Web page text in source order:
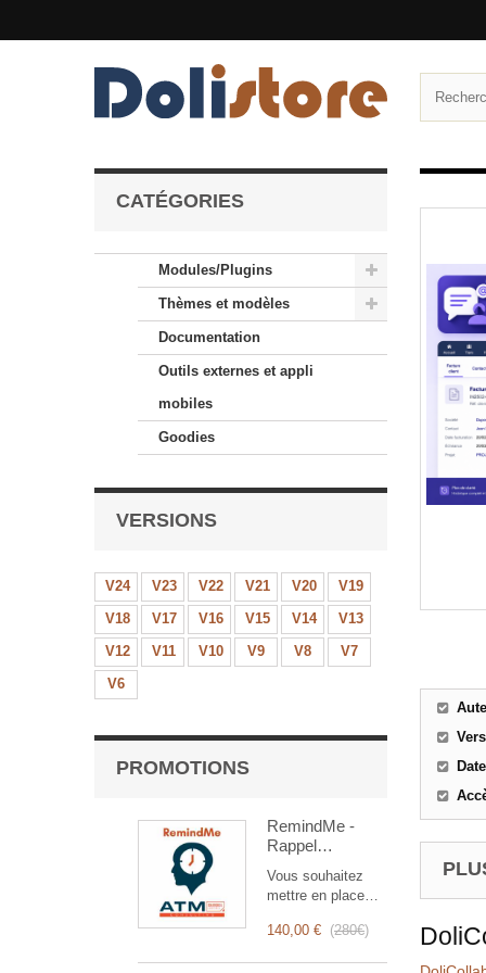
CATÉGORIES
Modules/Plugins
Thèmes et modèles
Documentation
Outils externes et appli
mobiles
Goodies
VERSIONS
V24 V23 V22 V21 V20
V19
V18
V17 V16 V15 V14
V13
V12
V11 V10 V9 V8
V7
V6
PROMOTIONS
RemindMe -
Rappel
(mail,
événement,
notification)
Vous souhaitez
mettre en place
automatiques ?
140,00 € (280€)